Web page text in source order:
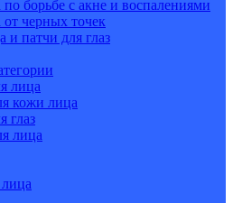
по борьбе с акне и воспалениями
от черных точек
и патчи для глаз
лица
кожи лица
глаз
лица